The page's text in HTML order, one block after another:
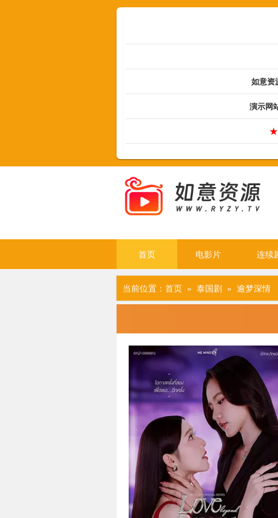
如意资
演示网
首页 电影片 连续
当前位置： 首页 » 泰国剧 » 逾梦深情